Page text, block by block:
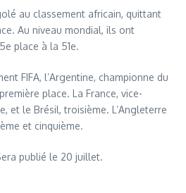
au classement africain, quittant
Au niveau mondial, ils ont
place à la 51e.
FIFA, l’Argentine, championne du
place. La France, vice-
et le Brésil, troisième. L’Angleterre
et cinquième.
publié le 20 juillet.